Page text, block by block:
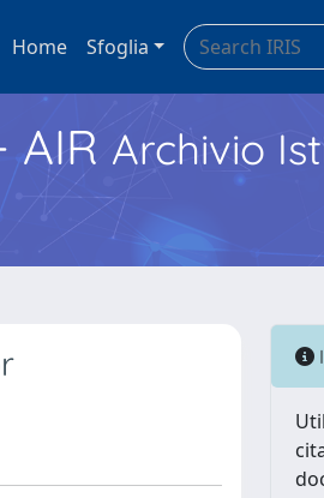
Home Sfoglia
AIR Archivio